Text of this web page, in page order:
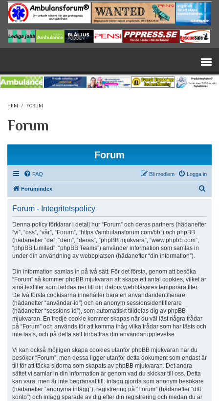
Hoppa till huvudinnehåll
HEM / FORUM
Forum